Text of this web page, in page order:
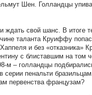
Шен. Голландцы
ждать свой шанс. В итоге
таланта Круиффу
и без «отказника»
с блиставшим на том
м – голландцы
серии пенальти
первенства французам?